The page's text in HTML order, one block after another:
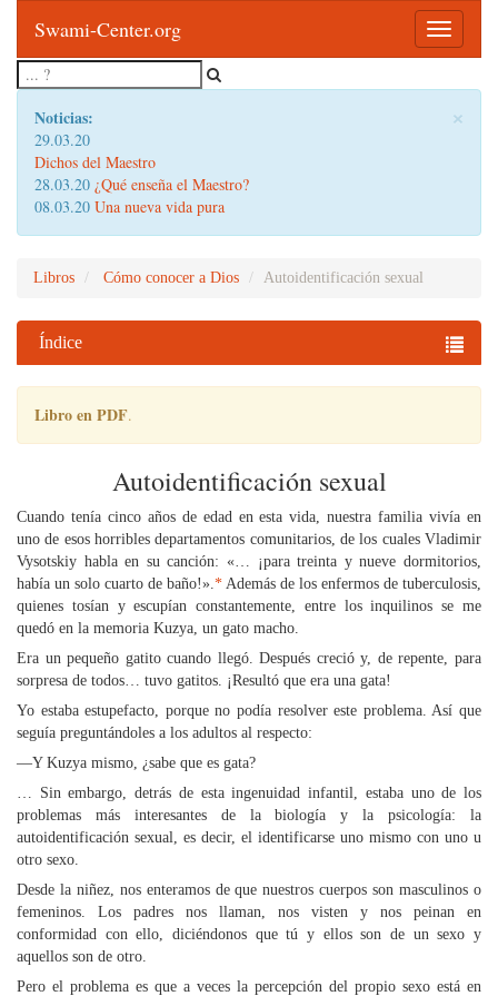
Toggle
Swami-Center.org
×
Noticias:
29.03.20
Dichos del Maestro
28.03.20 ¿Qué enseña el Maestro?
08.03.20 Una nueva vida pura
Libros Cómo conocer a Dios Autoidentificación sexual
Índice
Libro en PDF.
Autoidentificación sexual
Cuando tenía cinco años de edad en esta vida, nuestra familia vivía en
uno de esos horribles departamentos comunitarios, de los cuales Vladimir
Vysotskiy habla en su canción: «… ¡para treinta y nueve dormitorios,
había un solo cuarto de baño!».* Además de los enfermos de tuberculosis,
quienes tosían y escupían constantemente, entre los inquilinos se me
quedó en la memoria Kuzya, un gato macho.
Era un pequeño gatito cuando llegó. Después creció y, de repente, para
sorpresa de todos… tuvo gatitos. ¡Resultó que era una gata!
Yo estaba estupefacto, porque no podía resolver este problema. Así que
seguía preguntándoles a los adultos al respecto:
—Y Kuzya mismo, ¿sabe que es gata?
… Sin embargo, detrás de esta ingenuidad infantil, estaba uno de los
problemas más interesantes de la biología y la psicología: la
autoidentificación sexual, es decir, el identificarse uno mismo con uno u
otro sexo.
Desde la niñez, nos enteramos de que nuestros cuerpos son masculinos o
femeninos. Los padres nos llaman, nos visten y nos peinan en
conformidad con ello, diciéndonos que tú y ellos son de un sexo y
aquellos son de otro.
Pero el problema es que a veces la percepción del propio sexo está en